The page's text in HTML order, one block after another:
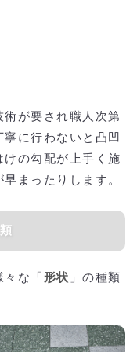
が要され職人次第
に行わないと凸凹
の勾配が上手く施
まったりします。
な「 形状 」の種類